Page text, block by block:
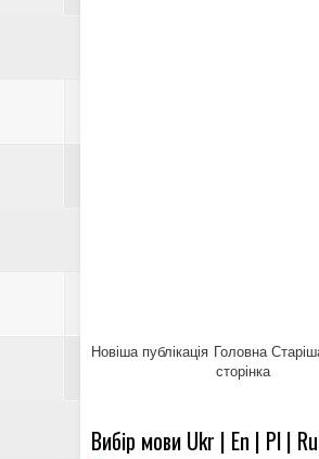
Новіша публікація Головна
сторінка
Вибір мови Ukr | En | Pl |